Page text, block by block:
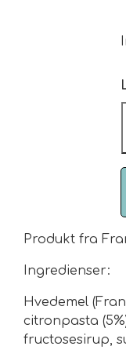
Produkt fra
Ingredienser:
Hvedemel
citronpasta
fructosesirup,